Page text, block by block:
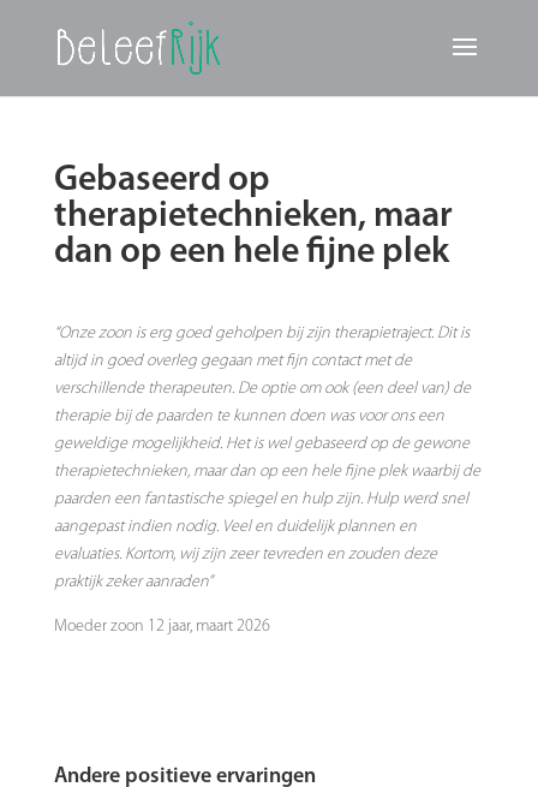
Gebaseerd op
therapietechnieken, maar
dan op een hele fijne plek
“Onze zoon is erg goed geholpen bij zijn therapietraject. Dit is
altijd in goed overleg gegaan met fijn contact met de
verschillende therapeuten. De optie om ook (een deel van) de
therapie bij de paarden te kunnen doen was voor ons een
geweldige mogelijkheid. Het is wel gebaseerd op de gewone
therapietechnieken, maar dan op een hele fijne plek waarbij de
paarden een fantastische spiegel en hulp zijn. Hulp werd snel
aangepast indien nodig. Veel en duidelijk plannen en
evaluaties. Kortom, wij zijn zeer tevreden en zouden deze
praktijk zeker aanraden”
Moeder zoon 12 jaar, maart 2026
Andere positieve ervaringen